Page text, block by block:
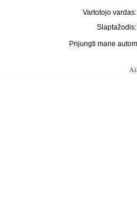
Vartotojo vardas:
Slaptažodis:
Prijungti mane